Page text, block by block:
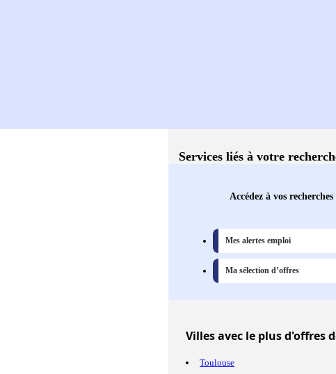
Services liés à votre
Accédez à vos
Mes alertes emploi
Ma sélection d’offres
Villesavec le plus d'offres
Toulouse